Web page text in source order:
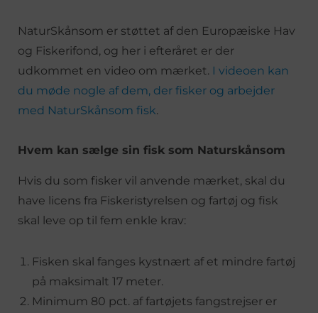
NaturSkånsom er støttet af den Europæiske Hav
og Fiskerifond, og her i efteråret er der
udkommet en video om mærket. I videoen kan
du møde nogle af dem, der fisker og arbejder
med NaturSkånsom fisk.
Hvem kan sælge sin fisk som Naturskånsom
Hvis du som fisker vil anvende mærket, skal du
have licens fra Fiskeristyrelsen og fartøj og fisk
skal leve op til fem enkle krav:
Fisken skal fanges kystnært af et mindre fartøj
på maksimalt 17 meter.
Minimum 80 pct. af fartøjets fangstrejser er